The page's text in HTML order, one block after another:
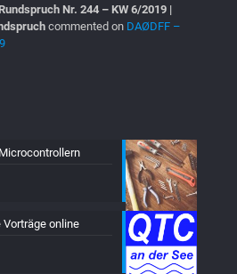
Nr. 244 – KW 6/2019 |
commented on DAØDFF –
Vorträge online